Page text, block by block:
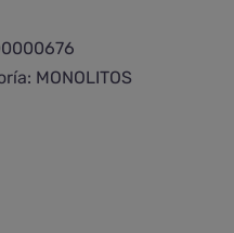
chevron
pequeño
MONOLITOS